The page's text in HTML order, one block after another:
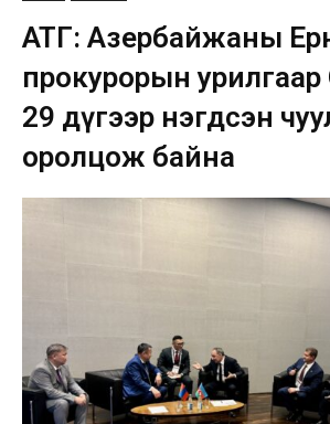
АТГ: Азербайжаны
прокурорын
29 дүгээр нэгдсэн
оролцож байна